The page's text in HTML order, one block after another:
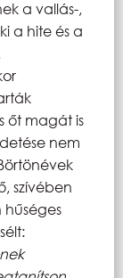
a vallás-,
a hite és a
őt magát is
nem
szívében
hűséges